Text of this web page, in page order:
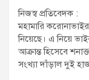
t
:
নিজস্ব প্রতিবেদক :
মহামারি
নিয়েছে। এ নিয়ে
আক্রান্ত হিসেবে
সংখ্যা দাঁড়াল দুই